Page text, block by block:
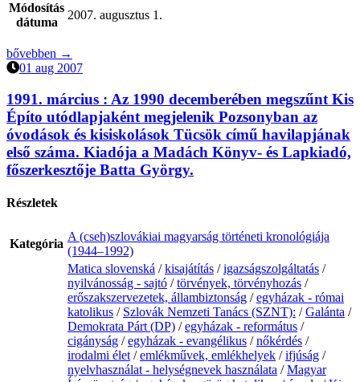
Módosítás
dátuma
2007. augusztus 1.
bővebben →
01 aug 2007
1991. március : Az 1990 decemberében megszűnt Kis
Építo utódlapjaként megjelenik Pozsonyban az
óvodások és kisiskolások Tücsök című havilapjának
első száma. Kiadója a Madách Könyv- és Lapkiadó,
főszerkesztője Batta György.
Részletek
Kategória
A (cseh)szlovákiai magyarság történeti kronológiája
(1944–1992)
Matica slovenská /kisajátítás /igazságszolgáltatás /
nyilvánosság - sajtó /törvények, törvényhozás /
erőszakszervezetek, állambiztonság /egyházak - római
katolikus / Szlovák Nemzeti Tanács (SZNT): /Galánta /
Demokrata Párt (DP) /egyházak - református /
cigányság /egyházak - evangélikus /nőkérdés /
irodalmi élet /emlékművek, emlékhelyek /ifjúság /
nyelvhasználat - helységnevek használata /Magyar